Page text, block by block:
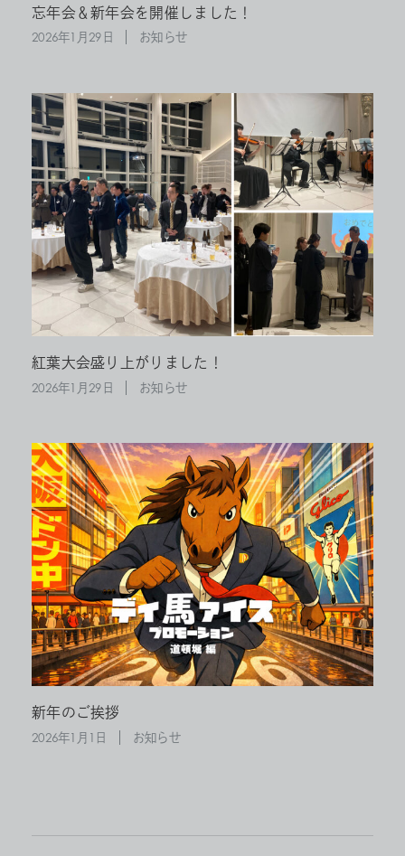
忘年会＆新年会を開催しました！
2026年1月29日 お知らせ
紅葉大会盛り上がりました！
2026年1月29日 お知らせ
新年のご挨拶
2026年1月1日 お知らせ